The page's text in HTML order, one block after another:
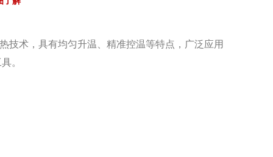
技术，具有均匀升温、精准控温等特点，广泛应用
。